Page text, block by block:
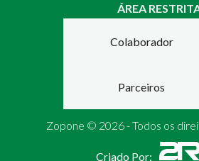
ÁREA
Colaborador
Parceiros
Zopone © 2026 - Todos os
Criado Por: